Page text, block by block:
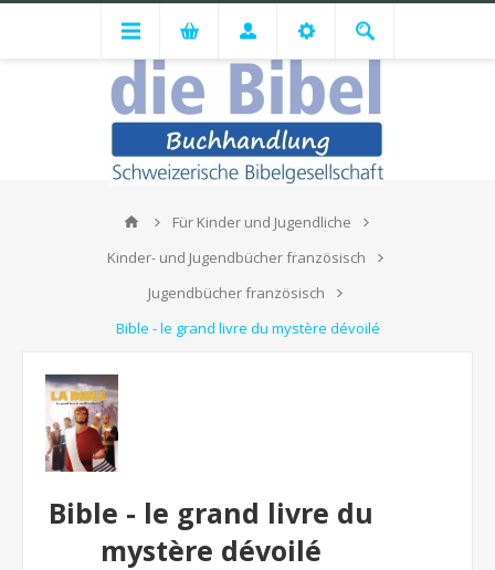
Für Kinder und Jugendliche
Kinder- und Jugendbücher französisch
Jugendbücher französisch
Bible - le grand livre du mystère dévoilé
Bible - le grand livre du
mystère dévoilé